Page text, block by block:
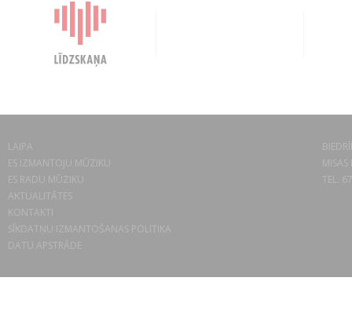
LAIPA
ES IZMANTOJU MŪZIKU
ES RADU MŪZIKU
AKTUALITĀTES
KONTAKTI
SĪKDATŅU IZMANTOŠANAS POLITIKA
DATU APSTRĀDE
TEL.